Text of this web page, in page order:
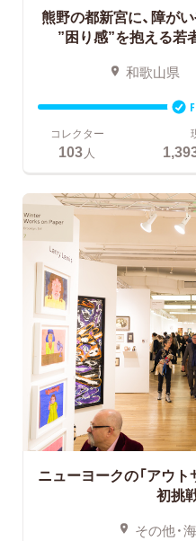
熊野の都新宮に、障が
”困り感”を抱える若
和歌山県
コレクター
103人
ニューヨークの「アウト
初挑
その他・